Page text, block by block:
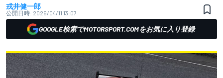
戎井健一郎
公開日時: 2026/04/11 13:07
GOOGLE検索でMOTORSPORT.COMをお気に入り登録